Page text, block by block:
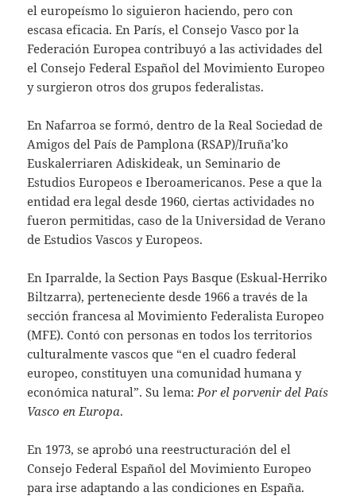
el europeísmo lo siguieron haciendo, pero con
escasa eficacia. En París, el Consejo Vasco por la
Federación Europea contribuyó a las actividades del
el Consejo Federal Español del Movimiento Europeo
y surgieron otros dos grupos federalistas.
En Nafarroa se formó, dentro de la Real Sociedad de
Amigos del País de Pamplona (RSAP)/Iruña’ko
Euskalerriaren Adiskideak, un Seminario de
Estudios Europeos e Iberoamericanos. Pese a que la
entidad era legal desde 1960, ciertas actividades no
fueron permitidas, caso de la Universidad de Verano
de Estudios Vascos y Europeos.
En Iparralde, la Section Pays Basque (Eskual-Herriko
Biltzarra), perteneciente desde 1966 a través de la
sección francesa al Movimiento Federalista Europeo
(MFE). Contó con personas en todos los territorios
culturalmente vascos que “en el cuadro federal
europeo, constituyen una comunidad humana y
económica natural”. Su lema: Por el porvenir del País
Vasco en Europa.
En 1973, se aprobó una reestructuración del el
Consejo Federal Español del Movimiento Europeo
para irse adaptando a las condiciones en España.